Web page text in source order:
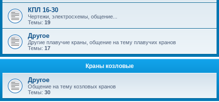
КПЛ 16-30
Чертежи, электросхемы, общение...
Темы: 19
Другое
Другие плавучие краны, общение на тему плавучих кранов
Темы: 17
Краны козловые
Другое
Общение на тему козловых кранов
Темы: 30